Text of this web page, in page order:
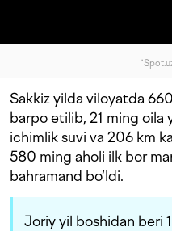
Sakkiz yilda viloyatda
barpo etilib, 21 ming oila
ichimlik suvi va 206 km
580 ming aholi ilk bor
bahramand bo‘ldi.
Joriy yil boshidan beri